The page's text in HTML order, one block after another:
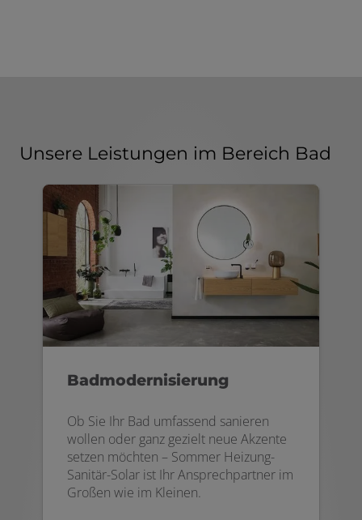
Unsere Leistungen im Bereich Bad
Badmodernisierung
Ob Sie Ihr Bad umfassend sanieren
wollen oder ganz gezielt neue Akzente
setzen möchten – Sommer Heizung-
Sanitär-Solar ist Ihr Ansprechpartner im
Großen wie im Kleinen.